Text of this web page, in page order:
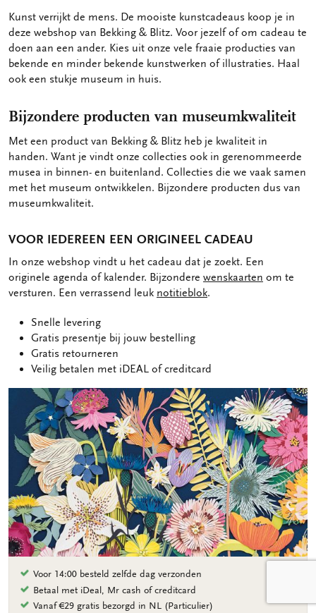
Kunst verrijkt de mens. De mooiste kunstcadeaus koop je in
deze webshop van Bekking & Blitz. Voor jezelf of om cadeau te
doen aan een ander. Kies uit onze vele fraaie producties van
bekende en minder bekende kunstwerken of illustraties. Haal
ook een stukje museum in huis.
Bijzondere producten van museumkwaliteit
Met een product van Bekking & Blitz heb je kwaliteit in
handen. Want je vindt onze collecties ook in gerenommeerde
musea in binnen- en buitenland. Collecties die we vaak samen
met het museum ontwikkelen. Bijzondere producten dus van
museumkwaliteit.
VOOR IEDEREEN EEN ORIGINEEL CADEAU
In onze webshop vindt u het cadeau dat je zoekt. Een
originele agenda of kalender. Bijzondere wenskaarten om te
versturen. Een verrassend leuk notitieblok.
Snelle levering
Gratis presentje bij jouw bestelling
Gratis retourneren
Veilig betalen met iDEAL of creditcard
Voor 14:00 besteld zelfde dag verzonden
Betaal met iDeal, Mr cash of creditcard
Vanaf €29 gratis bezorgd in NL (Particulier)